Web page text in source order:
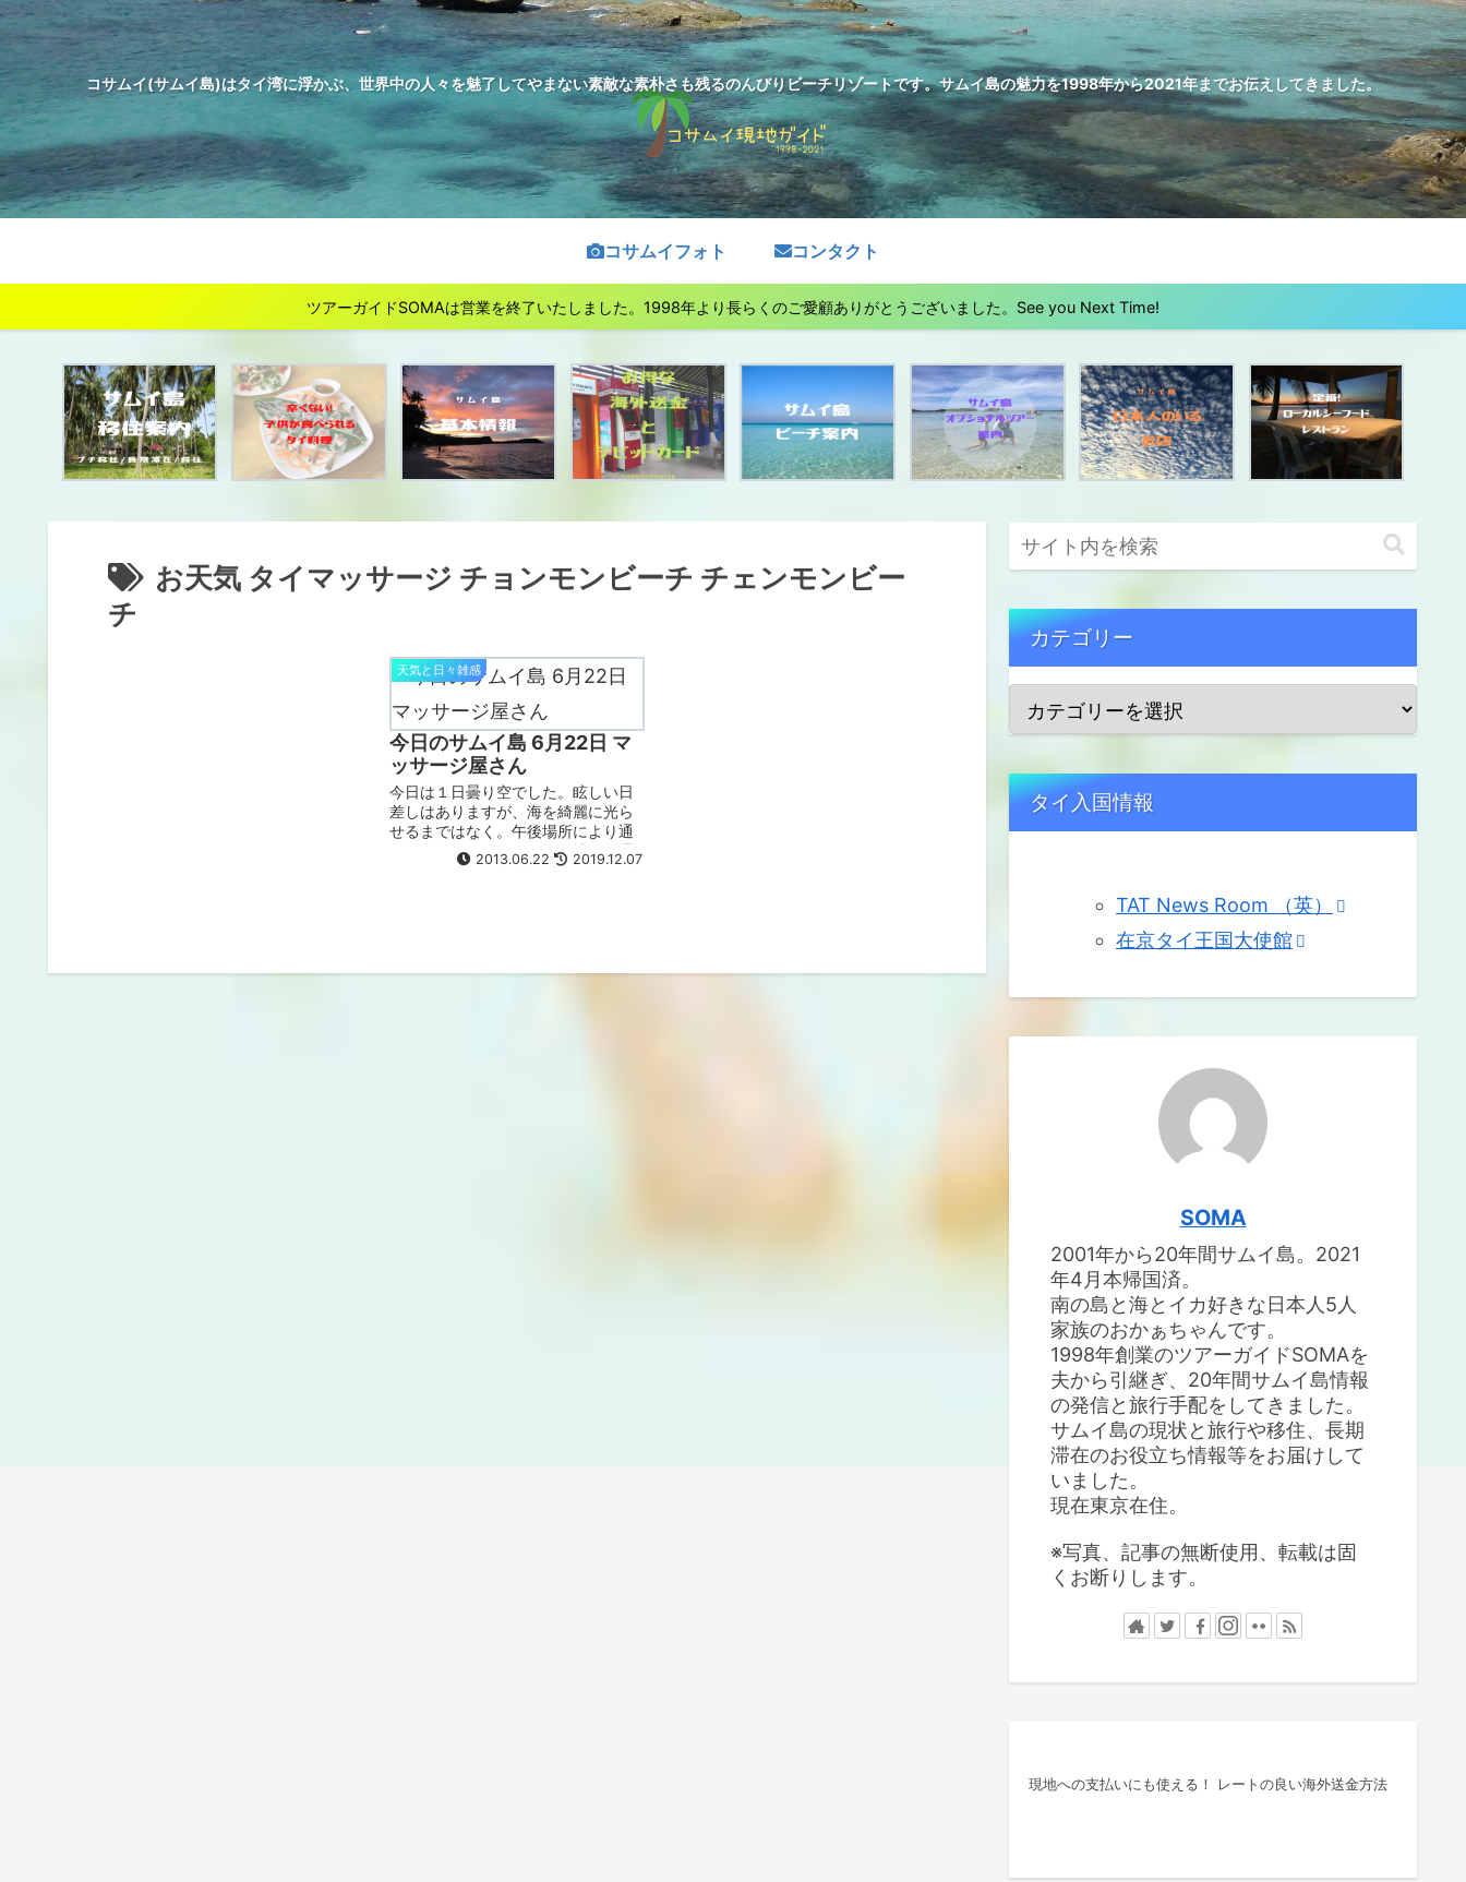
コサムイ(サムイ島)はタイ湾に浮かぶ、世界中の人々を魅了してやまない素敵な素朴さも残るのんびりビーチリゾートです。サムイ島の魅力を1998年から2021年までお伝えしてきました。
コサムイフォト コンタクト
ツアーガイドSOMAは営業を終了いたしました。1998年より長らくのご愛顧ありがとうございました。See you Next Time!
お天気 タイマッサージ チョンモンビーチ チェンモンビー
チ
天気と日々雑感
今日のサムイ島 6月22日 マ
ッサージ屋さん
今日は１日曇り空でした。眩しい日
差しはありますが、海を綺麗に光ら
せるまではなく。午後場所により通
り雨がありましたが、軽く地面を濡
らすだけでした。まだ風が強いで
2013.06.22 2019.12.07
カテゴリー
タイ入国情報
TAT News Room （英）
在京タイ王国大使館
SOMA
2001年から20年間サムイ島。2021
年4月本帰国済。
南の島と海とイカ好きな日本人5人
家族のおかぁちゃんです。
1998年創業のツアーガイドSOMAを
夫から引継ぎ、20年間サムイ島情報
の発信と旅行手配をしてきました。
サムイ島の現状と旅行や移住、長期
滞在のお役立ち情報等をお届けして
いました。
現在東京在住。
※写真、記事の無断使用、転載は固
くお断りします。
現地への支払いにも使える！ レートの良い海外送金方法